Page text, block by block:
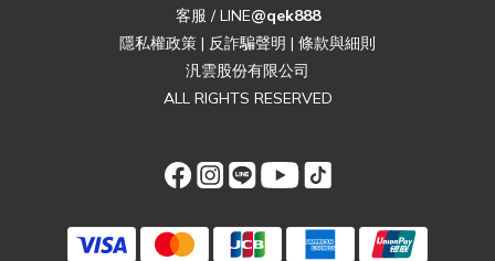
客服 / LINE@qek888
隱私權政策 | 反詐騙聲明 | 條款與細則
汎雲股份有限公司
ALL RIGHTS RESERVED